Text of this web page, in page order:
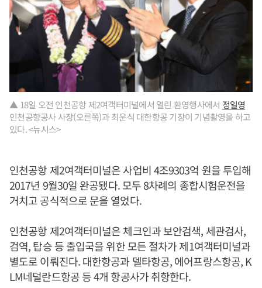
▲ 18일 오전 인천공항 제2여객터미널에서 열린 환영행사에서 정일영
인천공항공사 사장(오른쪽)과 최운식 대한항공 기장이 기념촬영을 하고
있다. <뉴시스>
인천공항 제2여객터미널은 사업비 4조9303억 원을 투입해
2017년 9월30일 완공됐다. 모두 8차례의 종합시험운전을
거치고 공식적으로 문을 열었다.
인천공항 제2여객터미널은 체크인과 보안검색, 세관검사,
검역, 탑승 등 출입국을 위한 모든 절차가 제1여객터미널과
별도로 이뤄진다. 대한항공과 델타항공, 에어프랑스항공, K
LM네덜란드항공 등 4개 항공사가 취항한다.